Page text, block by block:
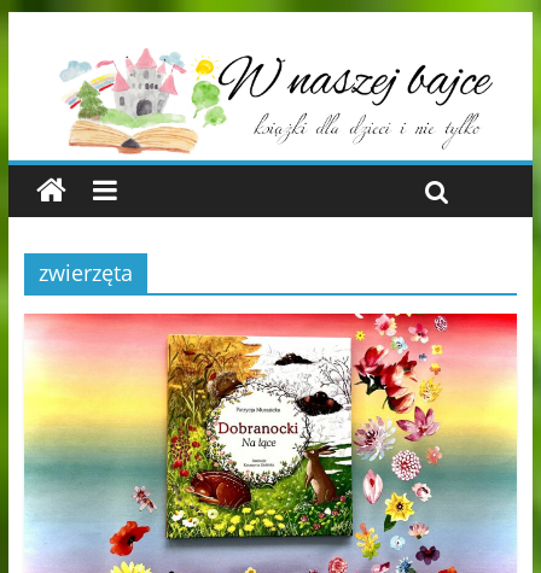
zwierzęta